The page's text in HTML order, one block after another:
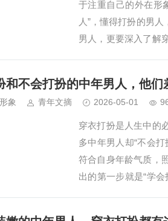
于注重自己的外在形
人”，懂得打扮的男
男人，更要深入了解
人穿衣打扮要懂得…
和不会打扮的中年男人，他们
象 青年文摘 2026-05-01
穿衣打扮是人生中的
多中年男人却“不会
符合自身年龄气质，
出的第一步就是“学